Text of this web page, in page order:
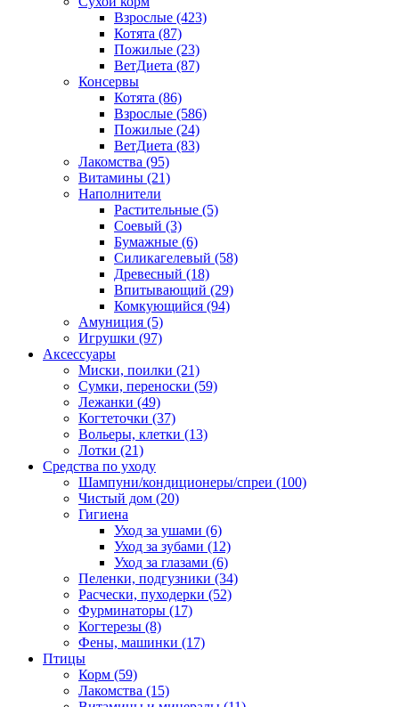
Взрослые (423)
Котята (87)
Пожилые (23)
ВетДиета (87)
Консервы
Котята (86)
Взрослые (586)
Пожилые (24)
ВетДиета (83)
Лакомства (95)
Витамины (21)
Наполнители
Растительные (5)
Соевый (3)
Бумажные (6)
Силикагелевый (58)
Древесный (18)
Впитывающий (29)
Комкующийся (94)
Амуниция (5)
Игрушки (97)
Аксессуары
Миски, поилки (21)
Сумки, переноски (59)
Лежанки (49)
Когтеточки (37)
Вольеры, клетки (13)
Лотки (21)
Средства по уходу
Шампуни/кондиционеры/спреи (100)
Чистый дом (20)
Гигиена
Уход за ушами (6)
Уход за зубами (12)
Уход за глазами (6)
Пеленки, подгузники (34)
Расчески, пуходерки (52)
Фурминаторы (17)
Когтерезы (8)
Фены, машинки (17)
Птицы
Корм (59)
Лакомства (15)